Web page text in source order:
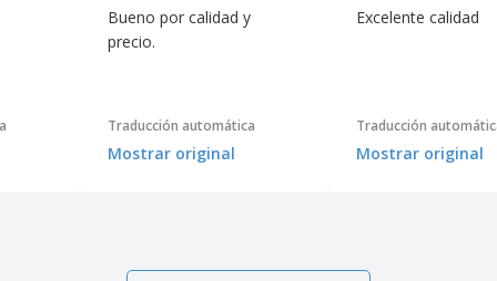
Bueno por calidad y
precio.
Traducción automática
Mostrar original
Excelente calidad
Traducción
Mostrar original